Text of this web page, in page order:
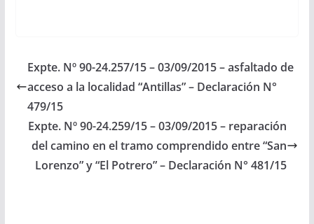
Presupuestarias
necesarias para que se
proceda a la
construcción de un
Puesto Policial
caminero, en…
Expte. Nº 90-24.257/15 – 03/09/2015 – asfaltado de
acceso a la localidad “Antillas” – Declaración N°
479/15
Expte. Nº 90-24.259/15 – 03/09/2015 – reparación
del camino en el tramo comprendido entre “San
Lorenzo” y “El Potrero” – Declaración N° 481/15